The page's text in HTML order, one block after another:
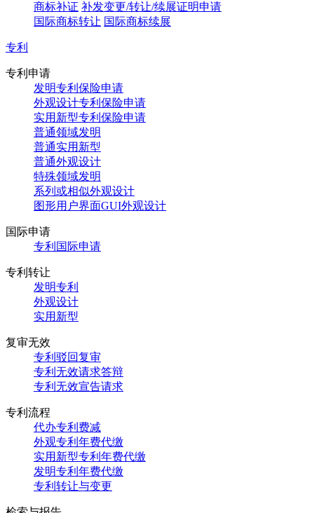
商标补证 补发变更/转让/续展证明申请
国际商标转让 国际商标续展
专利
专利申请
发明专利保险申请
外观设计专利保险申请
实用新型专利保险申请
普通领域发明
普通实用新型
普通外观设计
特殊领域发明
系列或相似外观设计
图形用户界面GUI外观设计
国际申请
专利国际申请
专利转让
发明专利
外观设计
实用新型
复审无效
专利驳回复审
专利无效请求答辩
专利无效宣告请求
专利流程
代办专利费减
外观专利年费代缴
实用新型专利年费代缴
发明专利年费代缴
专利转让与变更